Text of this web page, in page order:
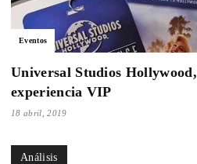
Eventos
Universal Studios Hollywood,
experiencia VIP
18 abril, 2019
Análisis